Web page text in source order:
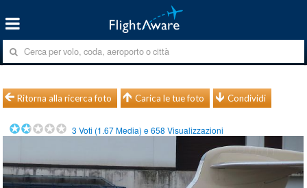
Ritorna alla ricerca foto Carica le tue foto Condividi
3 Voti (1.67Media) e658 Visualizzazioni